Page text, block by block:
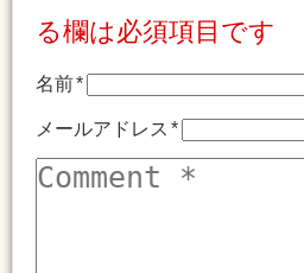
る欄は必須項目です
名前*
メールアドレス*